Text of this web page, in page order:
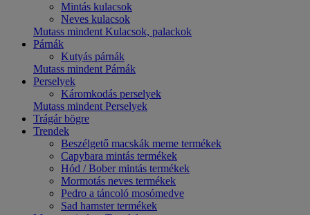
Mintás kulacsok
Neves kulacsok
Mutass mindent Kulacsok, palackok
Párnák
Kutyás párnák
Mutass mindent Párnák
Perselyek
Káromkodás perselyek
Mutass mindent Perselyek
Trágár bögre
Trendek
Beszélgető macskák meme termékek
Capybara mintás termékek
Hód / Bober mintás termékek
Mormotás neves termékek
Pedro a táncoló mosómedve
Sad hamster termékek